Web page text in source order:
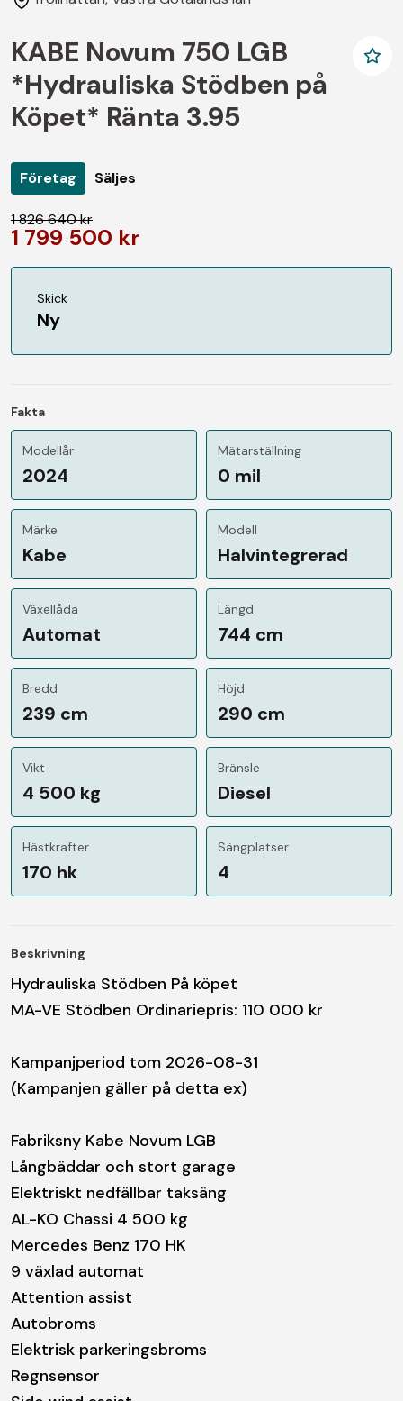
KABE Novum 750 LGB
*Hydrauliska Stödben på
Köpet* Ränta 3.95
Företag Säljes
1 826 640 kr
1 799 500 kr
Skick
Ny
Fakta
Modellår
2024
Mätarställning
0 mil
Märke
Kabe
Modell
Halvintegrerad
Växellåda
Automat
Längd
744 cm
Bredd
239 cm
Höjd
290 cm
Vikt
4 500 kg
Bränsle
Diesel
Hästkrafter
170 hk
Sängplatser
4
Beskrivning
Hydrauliska Stödben På köpet
MA-VE Stödben Ordinariepris: 110 000 kr
Kampanjperiod tom 2026-08-31
(Kampanjen gäller på detta ex)
Fabriksny Kabe Novum LGB
Långbäddar och stort garage
Elektriskt nedfällbar taksäng
AL-KO Chassi 4 500 kg
Mercedes Benz 170 HK
9 växlad automat
Attention assist
Autobroms
Elektrisk parkeringsbroms
Regnsensor